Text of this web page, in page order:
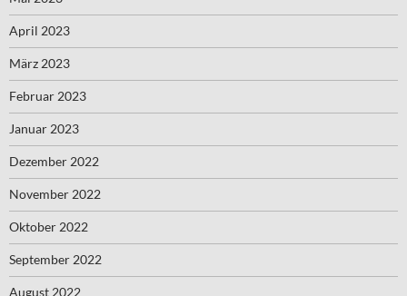
April 2023
März 2023
Februar 2023
Januar 2023
Dezember 2022
November 2022
Oktober 2022
September 2022
August 2022